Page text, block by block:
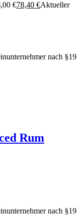
€78,40 €Aktueller
nach §19
Rum
nach §19